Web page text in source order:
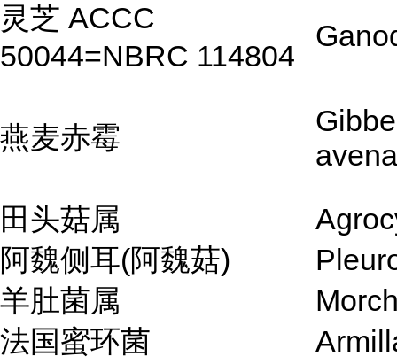
灵芝 ACCC
50044=NBRC 114804
燕麦赤霉
田头菇属
阿魏侧耳(阿魏菇)
羊肚菌属
法国蜜环菌